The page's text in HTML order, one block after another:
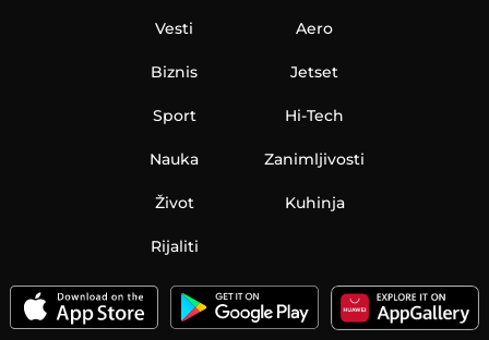
Vesti
Biznis
Sport
Nauka
Aero
Jetset
Hi-Tech
Zanimljivosti
Život Kuhinja
Rijaliti